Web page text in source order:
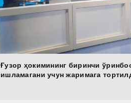
Ғузор ҳокимининг биринчи
ишламагани учун жаримага